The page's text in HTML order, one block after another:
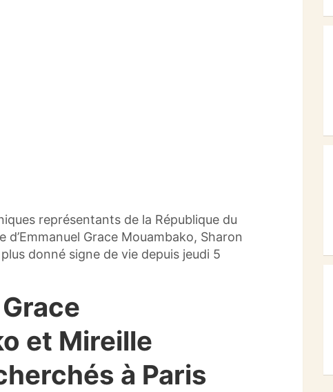
représentants de la République du
d’Emmanuel Grace Mouambako, Sharon
donné signe de vie depuis jeudi 5
et Mireille
à Paris